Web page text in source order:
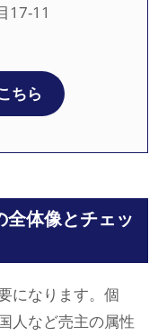
17-11
ちら
全体像とチェッ
になります。個
人など売主の属性